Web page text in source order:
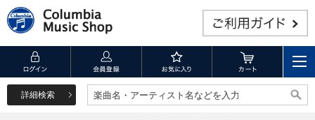
詳細検索 楽曲名・アーティスト名などを入力
楽曲名・アーティスト名などを入力